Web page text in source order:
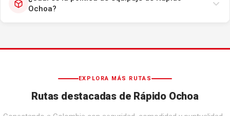
Ochoa?
EXPLORA MÁS RUTAS
Rutas destacadas de Rápido Ochoa